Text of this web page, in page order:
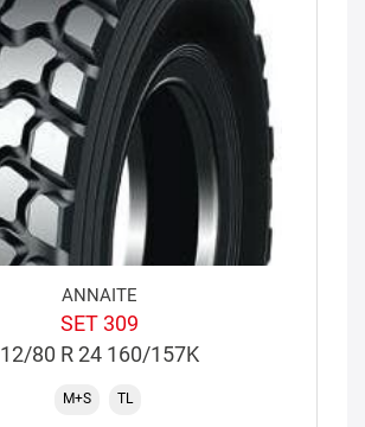
ANNAITE
SET 309
12/80 R 24 160/157K
M+S TL